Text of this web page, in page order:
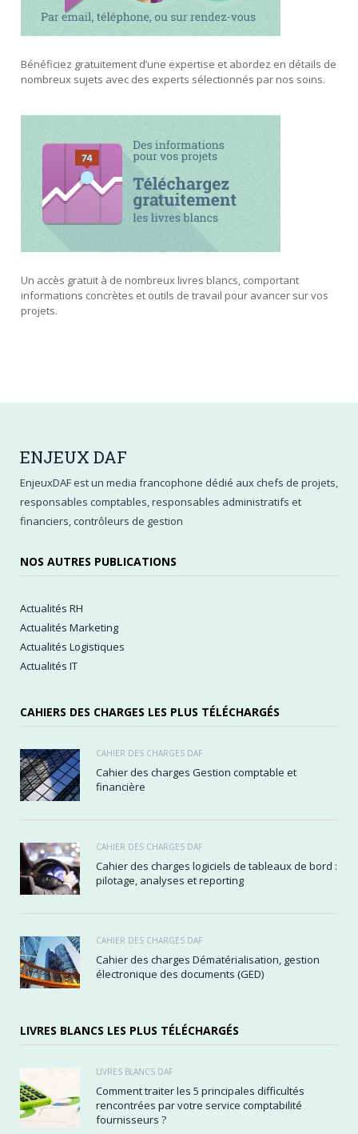
Bénéficiez gratuitement d’une expertise et abordez en détails de
nombreux sujets avec des experts sélectionnés par nos soins.
Un accès gratuit à de nombreux livres blancs, comportant
informations concrètes et outils de travail pour avancer sur vos
projets.
ENJEUX DAF
EnjeuxDAF est un media francophone dédié aux chefs de projets,
responsables comptables, responsables administratifs et
financiers, contrôleurs de gestion
NOS AUTRES PUBLICATIONS
Actualités RH
Actualités Marketing
Actualités Logistiques
Actualités IT
CAHIERS DES CHARGES LES PLUS TÉLÉCHARGÉS
CAHIER DES CHARGES DAF
Cahier des charges Gestion comptable et
financière
CAHIER DES CHARGES DAF
Cahier des charges logiciels de tableaux de bord :
pilotage, analyses et reporting
CAHIER DES CHARGES DAF
Cahier des charges Dématérialisation, gestion
électronique des documents (GED)
LIVRES BLANCS LES PLUS TÉLÉCHARGÉS
LIVRES BLANCS DAF
Comment traiter les 5 principales difficultés
rencontrées par votre service comptabilité
fournisseurs ?